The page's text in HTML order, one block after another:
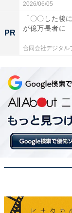
父、娘の“旅
式の帰り、桜を
うな姿、見れま
べた雅彦。CM
彦が遺した「人
は瞳が生まれた
書かれたノート
と、別れまでの3
られた満足感が
瞳が一馬、龍之
せた一方、瞳の
哉）に学生時代
かって明るく進
い気持ちに。ラ
2026/06/05
PR
「〇〇した後
が億万長者に
合同会社デジタル